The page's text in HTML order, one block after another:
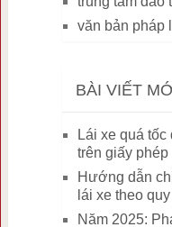
văn bản pháp
BÀI VIẾT
Lái xe quá tốc
trên giấy phép
Hướng dẫn
lái xe theo
Năm 2025: